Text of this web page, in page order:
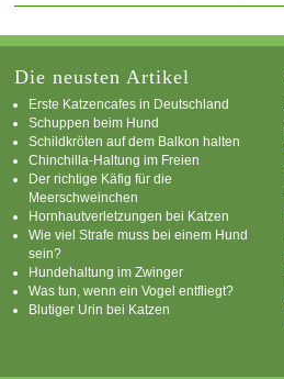
Die neusten Artikel
Erste Katzencafes in Deutschland
Schuppen beim Hund
Schildkröten auf dem Balkon halten
Chinchilla-Haltung im Freien
Der richtige Käfig für die
Meerschweinchen
Hornhautverletzungen bei Katzen
Wie viel Strafe muss bei einem Hund
sein?
Hundehaltung im Zwinger
Was tun, wenn ein Vogel entfliegt?
Blutiger Urin bei Katzen